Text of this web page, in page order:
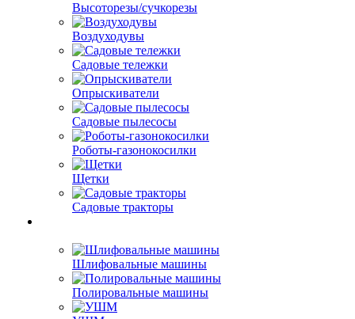
Высоторезы/сучкорезы
Воздуходувы
Садовые тележки
Опрыскиватели
Садовые пылесосы
Роботы-газонокосилки
Щетки
Садовые тракторы
Шлифовальные машины
Полировальные машины